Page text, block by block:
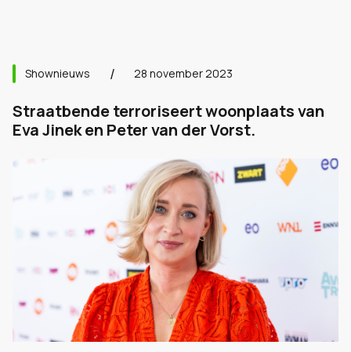
Shownieuws 28 november 2023
Straatbende terroriseert woonplaats van
Eva Jinek en Peter van der Vorst.